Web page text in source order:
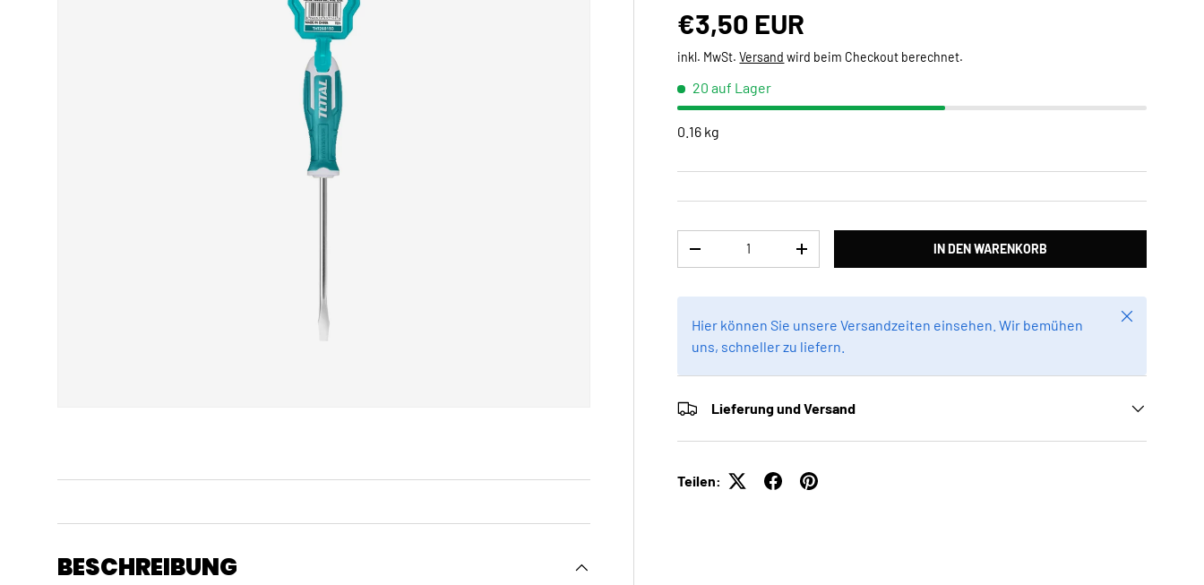
Normaler Preis
€3,50 EUR
inkl. MwSt.Versand wird beim Checkout berechnet.
20 auf Lager
0.16 kg
MENGE VERRINGERNMENGE ERHÖHEN IN DEN WARENKORB
Hier können Sie unsere Versandzeiten einsehen. Wir bemühen
uns, schneller zu liefern.
Schließen
Lieferung und Versand
Teilen:
BESCHREIBUNG